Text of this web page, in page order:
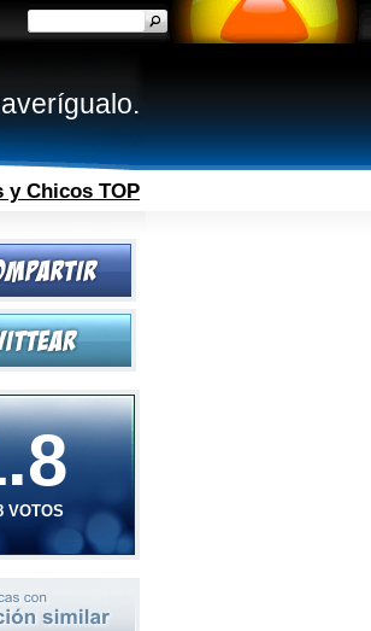
y Chicos TOP
VOTOS